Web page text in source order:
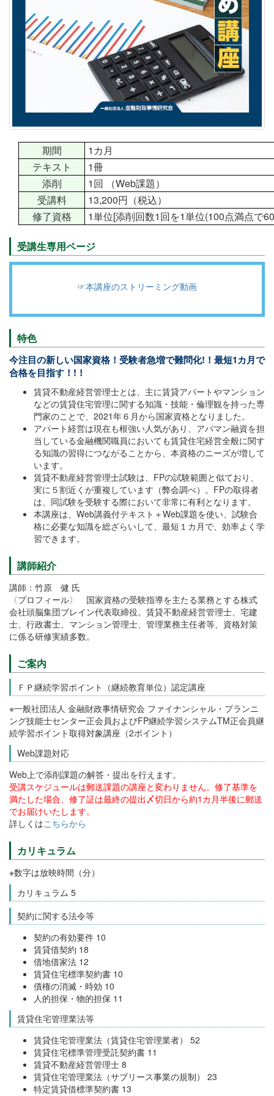
期間
1カ月
テキスト
1冊
添削
1回 （Web課題）
受講料
13,200円（税込）
修了資格
1単位[添削回数1回を1単位(100点満点で
受講生専用ページ
☞本講座のストリーミング動画
特色
今注目の新しい国家資格！受験者急増で難問化!！最短1カ月で
合格を目指す！!！
賃貸不動産経営管理士とは、主に賃貸アパートやマンション
などの賃貸住宅管理に関する知識・技能・倫理観を持った専
門家のことで、2021年６月から国家資格となりました。
アパート経営は現在も根強い人気があり、アパマン融資を担
当している金融機関職員においても賃貸住宅経営全般に関す
る知識の習得につながることから、本資格のニーズが増して
います。
賃貸不動産経営管理士試験は、FPの試験範囲と似ており、
実に５割近くが重複しています（弊会調べ）。FPの取得者
は、同試験を受験する際において非常に有利となります。
本講座は、Web講義付テキスト＋Web課題を使い、試験合
格に必要な知識を総ざらいして、最短１カ月で、効率よく学
習できます。
講師紹介
講師：竹原 健 氏
〈プロフィール〉 国家資格の受験指導を主たる業務とする株式
会社頭脳集団ブレイン代表取締役。賃貸不動産経営管理士、宅建
士、行政書士、マンション管理士、管理業務主任者等、資格対策
に係る研修実績多数。
ご案内
ＦＰ継続学習ポイント（継続教育単位）認定講座
※一般社団法人 金融財政事情研究会 ファイナンシャル・プランニ
ング技能士センター正会員およびFP継続学習システムTM正会員継
続学習ポイント取得対象講座（2ポイント）
Web課題対応
Web上で添削課題の解答・提出を行えます。
受講スケジュールは郵送課題の講座と変わりません。修了基準を
満たした場合、修了証は最終の提出〆切日から約1カ月半後に郵送
でお届けいたします。
詳しくはこちらから
カリキュラム
※数字は放映時間（分）
カリキュラム 5
契約に関する法令等
契約の有効要件 10
賃貸借契約 18
借地借家法 12
賃貸住宅標準契約書 10
債権の消滅・時効 10
人的担保・物的担保 11
賃貸住宅管理業法等
賃貸住宅管理業法（賃貸住宅管理業者） 52
賃貸住宅標準管理受託契約書 11
賃貸不動産経営管理士 8
賃貸住宅管理業法（サブリース事業の規制） 23
特定賃貸借標準契約書 13